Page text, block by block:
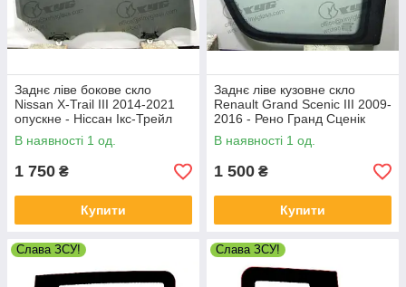
Заднє ліве бокове скло
Nissan X-Trail III 2014-2021
опускне - Ніссан Ікс-Трейл
В наявності 1 од.
1 750 ₴
Купити
Заднє ліве кузовне скло
Renault Grand Scenic III 2009-
2016 - Рено Гранд Сценік
В наявності 1 од.
1 500 ₴
Купити
Слава ЗСУ! Слава ЗСУ!